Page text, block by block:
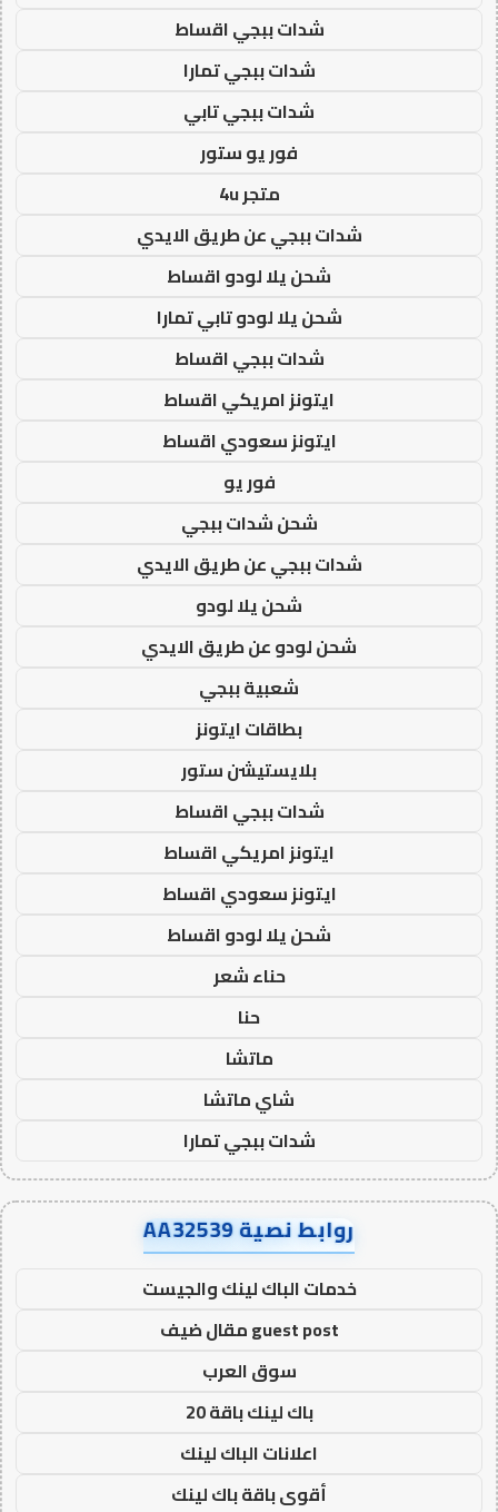
شدات ببجي اقساط
شدات ببجي تمارا
شدات ببجي تابي
فور يو ستور
متجر 4u
شدات ببجي عن طريق الايدي
شحن يلا لودو اقساط
شحن يلا لودو تابي تمارا
شدات ببجي اقساط
ايتونز امريكي اقساط
ايتونز سعودي اقساط
فور يو
شحن شدات ببجي
شدات ببجي عن طريق الايدي
شحن يلا لودو
شحن لودو عن طريق الايدي
شعبية ببجي
بطاقات ايتونز
بلايستيشن ستور
شدات ببجي اقساط
ايتونز امريكي اقساط
ايتونز سعودي اقساط
شحن يلا لودو اقساط
حناء شعر
حنا
ماتشا
شاي ماتشا
شدات ببجي تمارا
روابط نصية AA32539
خدمات الباك لينك والجيست
guest post مقال ضيف
سوق العرب
باك لينك باقة 20
اعلانات الباك لينك
أقوى باقة باك لينك